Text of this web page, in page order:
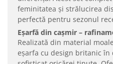
feminitatea și strălucirea
perfectă pentru sezonul
Eșarfă din cașmir –
Realizată din material
eșarfa cu design britanic în